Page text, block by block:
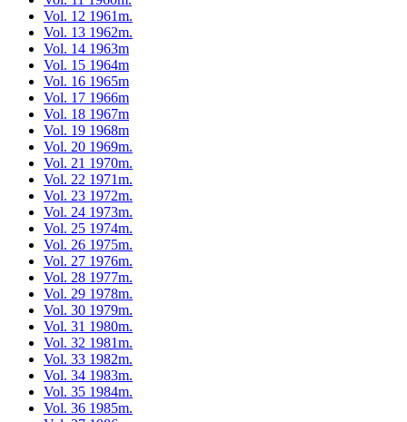
Vol. 12 1961m.
Vol. 13 1962m.
Vol. 14 1963m
Vol. 15 1964m
Vol. 16 1965m
Vol. 17 1966m
Vol. 18 1967m
Vol. 19 1968m
Vol. 20 1969m.
Vol. 21 1970m.
Vol. 22 1971m.
Vol. 23 1972m.
Vol. 24 1973m.
Vol. 25 1974m.
Vol. 26 1975m.
Vol. 27 1976m.
Vol. 28 1977m.
Vol. 29 1978m.
Vol. 30 1979m.
Vol. 31 1980m.
Vol. 32 1981m.
Vol. 33 1982m.
Vol. 34 1983m.
Vol. 35 1984m.
Vol. 36 1985m.